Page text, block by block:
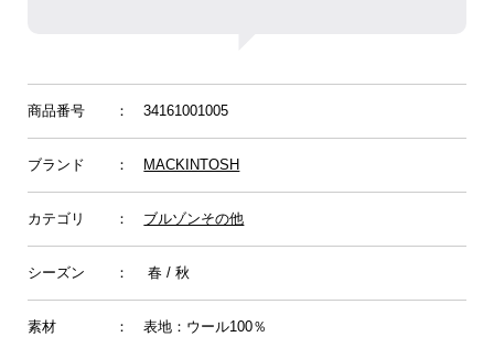
商品番号 ： 34161001005
ブランド ： MACKINTOSH
カテゴリ ： ブルゾンその他
シーズン ： 春 / 秋
素材
： 表地：ウール100％